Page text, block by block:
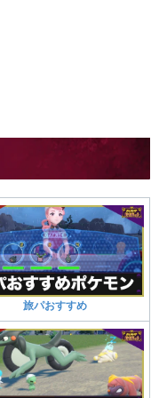
旅パおすすめ